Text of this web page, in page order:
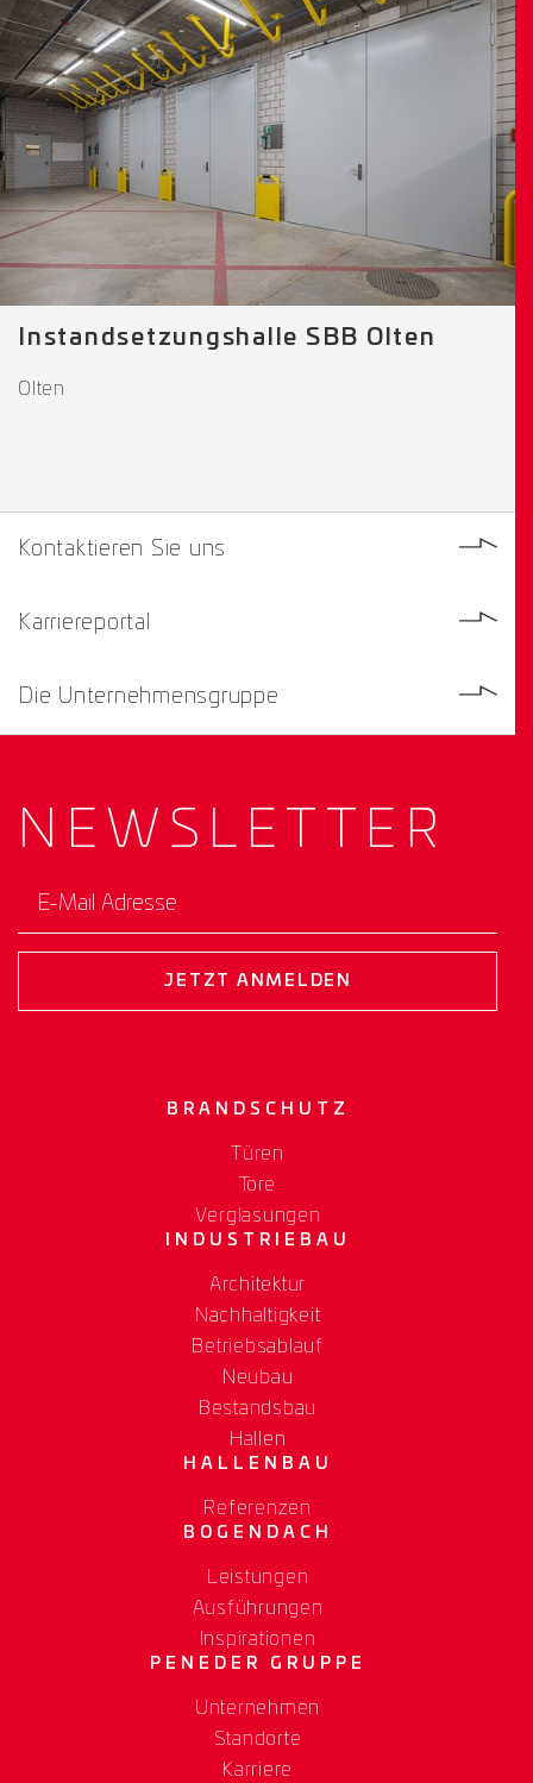
Instandsetzungshalle SBB Olten
Olten
Kontaktieren Sie uns
Karriereportal
Die Unternehmensgruppe
NEWS­ LETTER
E-Mail Adresse
JETZT ANMELDEN
BRANDSCHUTZ
Türen
Tore
Verglasungen
INDUSTRIEBAU
Architektur
Nachhaltigkeit
Betriebsablauf
Neubau
Bestandsbau
Hallen
HALLENBAU
Referenzen
BOGENDACH
Leistungen
Ausführungen
Inspirationen
PENEDER GRUPPE
Unternehmen
Standorte
Karriere